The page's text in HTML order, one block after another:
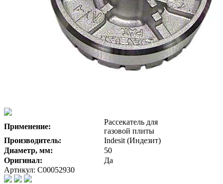
Применение:
Рассекатель для
газовой плиты
Производитель:
Indesit (Индезит)
Диаметр, мм:
50
Оригинал:
Да
Артикул: C00052930